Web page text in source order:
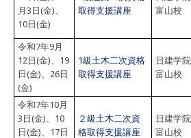
月3日(金)、
10日(金)
取得支援講座
富山校
令和7年9月
12日(金)、19
日(金)、26日
(金)
1級土木二次資格
取得支援講座
日建学院
富山校
令和7年10月
3日(金)、10
日(金)、17日
２級土木二次資
格取得支援講座
日建学院
富山校